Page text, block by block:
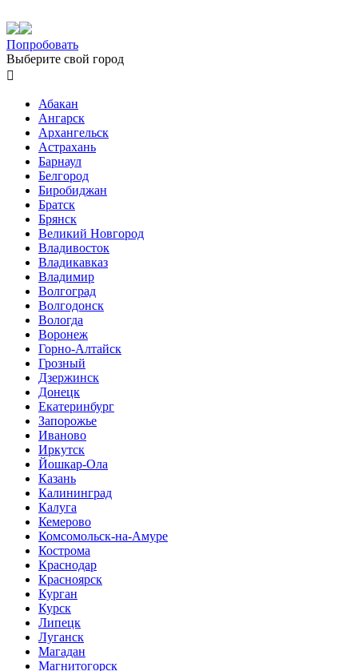
Попробовать
Выберите свой город

Абакан
Ангарск
Архангельск
Астрахань
Барнаул
Белгород
Биробиджан
Братск
Брянск
Великий Новгород
Владивосток
Владикавказ
Владимир
Волгоград
Волгодонск
Вологда
Воронеж
Горно-Алтайск
Грозный
Дзержинск
Донецк
Екатеринбург
Запорожье
Иваново
Иркутск
Йошкар-Ола
Казань
Калининград
Калуга
Кемерово
Комсомольск-на-Амуре
Кострома
Краснодар
Красноярск
Курган
Курск
Липецк
Луганск
Магадан
Магнитогорск